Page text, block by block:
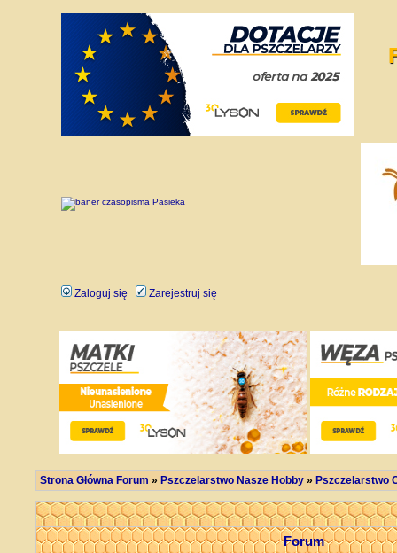
Zaloguj się Zarejestruj się
Strona Główna Forum » Pszczelarstwo Nasze Hobby » Pszczelarstwo
Forum